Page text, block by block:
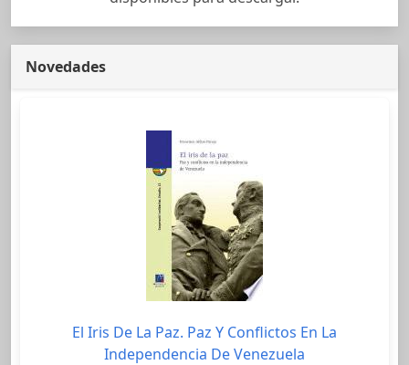
Novedades
El Iris De La Paz. Paz Y Conflictos En La
Independencia De Venezuela